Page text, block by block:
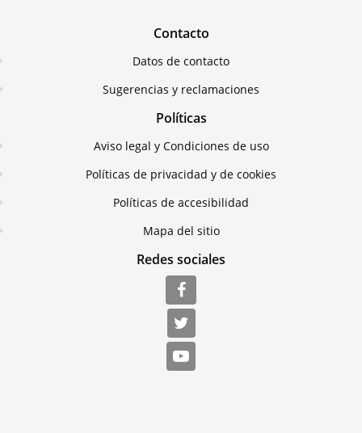
Contacto
Datos de contacto
Sugerencias y reclamaciones
Políticas
Aviso legal y Condiciones de uso
Políticas de privacidad y de cookies
Políticas de accesibilidad
Mapa del sitio
Redes sociales